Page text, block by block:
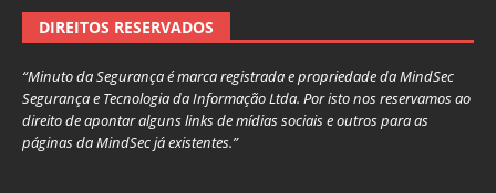
DIREITOS RESERVADOS
“Minuto da Segurança é marca registrada e propriedade da MindSec
Segurança e Tecnologia da Informação Ltda. Por isto nos reservamos ao
direito de apontar alguns links de mídias sociais e outros para as
páginas da MindSec já existentes.”